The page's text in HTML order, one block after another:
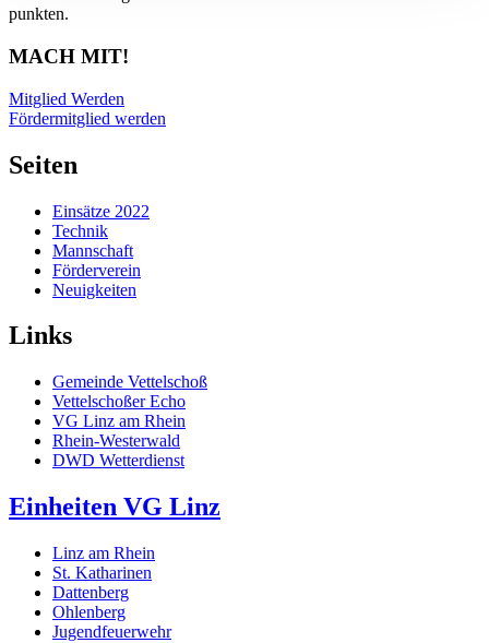
punkten.
MACH MIT!
Mitglied Werden
Fördermitglied werden
Seiten
Einsätze 2022
Technik
Mannschaft
Förderverein
Neuigkeiten
Links
Gemeinde Vettelschoß
Vettelschoßer Echo
VG Linz am Rhein
Rhein-Westerwald
DWD Wetterdienst
Einheiten VG Linz
Linz am Rhein
St. Katharinen
Dattenberg
Ohlenberg
Jugendfeuerwehr